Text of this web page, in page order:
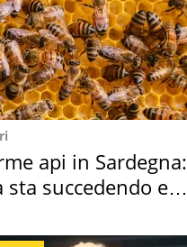
api in Sardegna:
sta succedendo e